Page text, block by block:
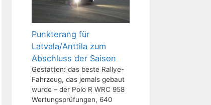
Punkterang für
Latvala/Anttila zum
Abschluss der Saison
Gestatten: das beste Rallye-
Fahrzeug, das jemals gebaut
wurde – der Polo R WRC 958
Wertungsprüfungen, 640